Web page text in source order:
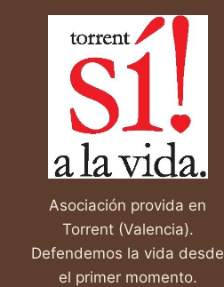
HISTORIA
QUE
NUNCA
EXISTIÓ
Asociación provida en
Torrent (Valencia).
Defendemos la vida desde
el primer momento.